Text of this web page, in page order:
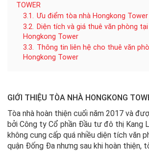
TOWER
3.1. Ưu điểm tòa nhà Hongkong Tower
3.2. Diện tích và giá thuê văn phòng
Hongkong Tower
3.3. Thông tin liên hệ cho thuê văn
Hongkong Tower
GIỚI THIỆU TÒA NHÀ HONGKONG
Tòa nhà hoàn thiện cuối năm 2017 và
bởi Công ty Cổ phần Đầu tư đô thị Kang
không cung cấp quá nhiều diện tích văn
quận Đống Đa nhưng sau khi hoàn thiện,